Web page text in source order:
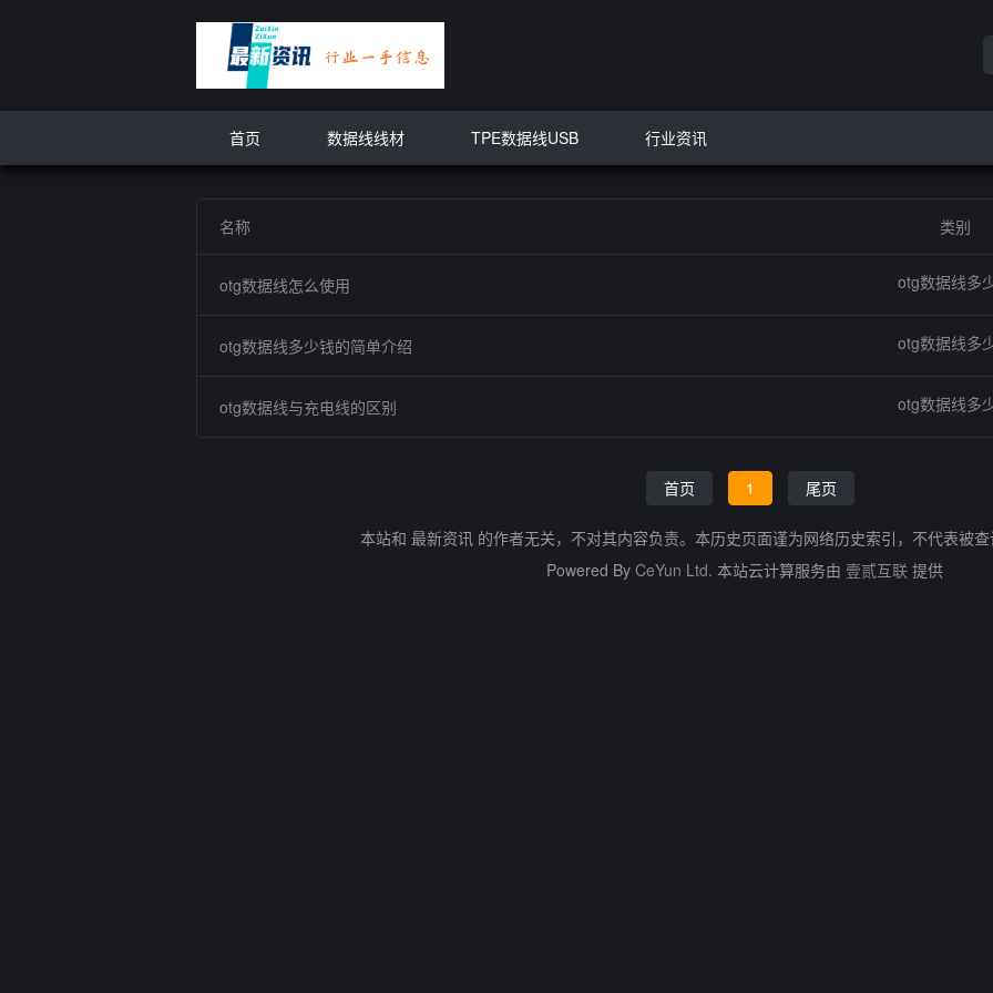
首页 数据线线材 TPE数据线USB 行业资讯
名称 类别
otg数据线怎么使用 otg数据线多
otg数据线多少钱的简单介绍 otg数据线多
otg数据线与充电线的区别 otg数据线多
首页 1 尾页
本站和 最新资讯 的作者无关，不对其内容负责。本历史页面谨为网络历史索引，不代表被查
Powered By CeYun Ltd. 本站云计算服务由 壹贰互联 提供